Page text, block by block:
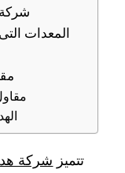
شركة
المعدات
تتميز شركة